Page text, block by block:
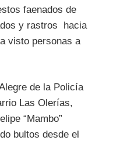
faenados de
y rastros hacia
visto personas a
de la Policía
Las Olerías,
“Mambo”
bultos desde el